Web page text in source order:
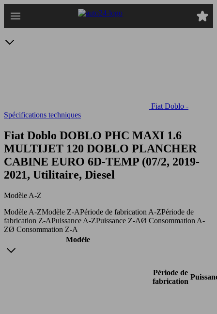
au
Fiat Doblo -
Spécifications techniques
Fiat Doblo DOBLO PHC MAXI 1.6
MULTIJET 120 DOBLO PLANCHER
CABINE EURO 6D-TEMP (07/2, 2019-
2021, Utilitaire, Diesel
Modèle A-Z
Modèle A-ZModèle Z-APériode de fabrication A-ZPériode de
fabrication Z-APuissance A-ZPuissance Z-AØ Consommation A-
ZØ Consommation Z-A
Modèle
Période de
fabrication